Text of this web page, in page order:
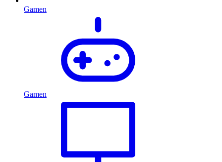
Gamen
Gamen